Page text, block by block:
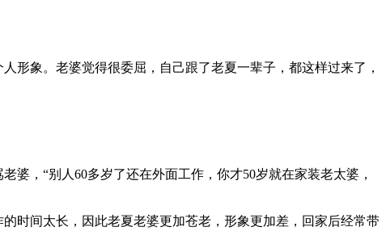
形象。老婆觉得很委屈，自己跟了老夏一辈子，都这样过来了，
，“别人60多岁了还在外面工作，你才50岁就在家装老太婆，
时间太长，因此老夏老婆更加苍老，形象更加差，回家后经常带